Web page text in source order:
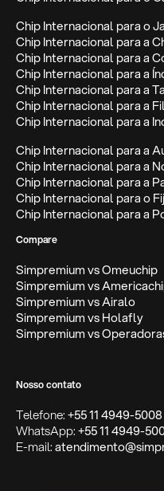
Chip Internacional para o
Chip Internacional para a
Chip Internacional para a
Chip Internacional para a
Chip Internacional para a
Chip Internacional para a
Chip Internacional para a
Chip Internacional para a
Chip Internacional para a
Chip Internacional para a
Chip Internacional para o
Chip Internacional para a
Compare
Simpremium vs Omeuchip
Simpremium vs
Simpremium vs Airalo
Simpremium vs Holafly
Simpremium vs
Nosso contato
Telefone:+55 11 4949-5008
WhatsApp:+55 11 4949-
E-mail: